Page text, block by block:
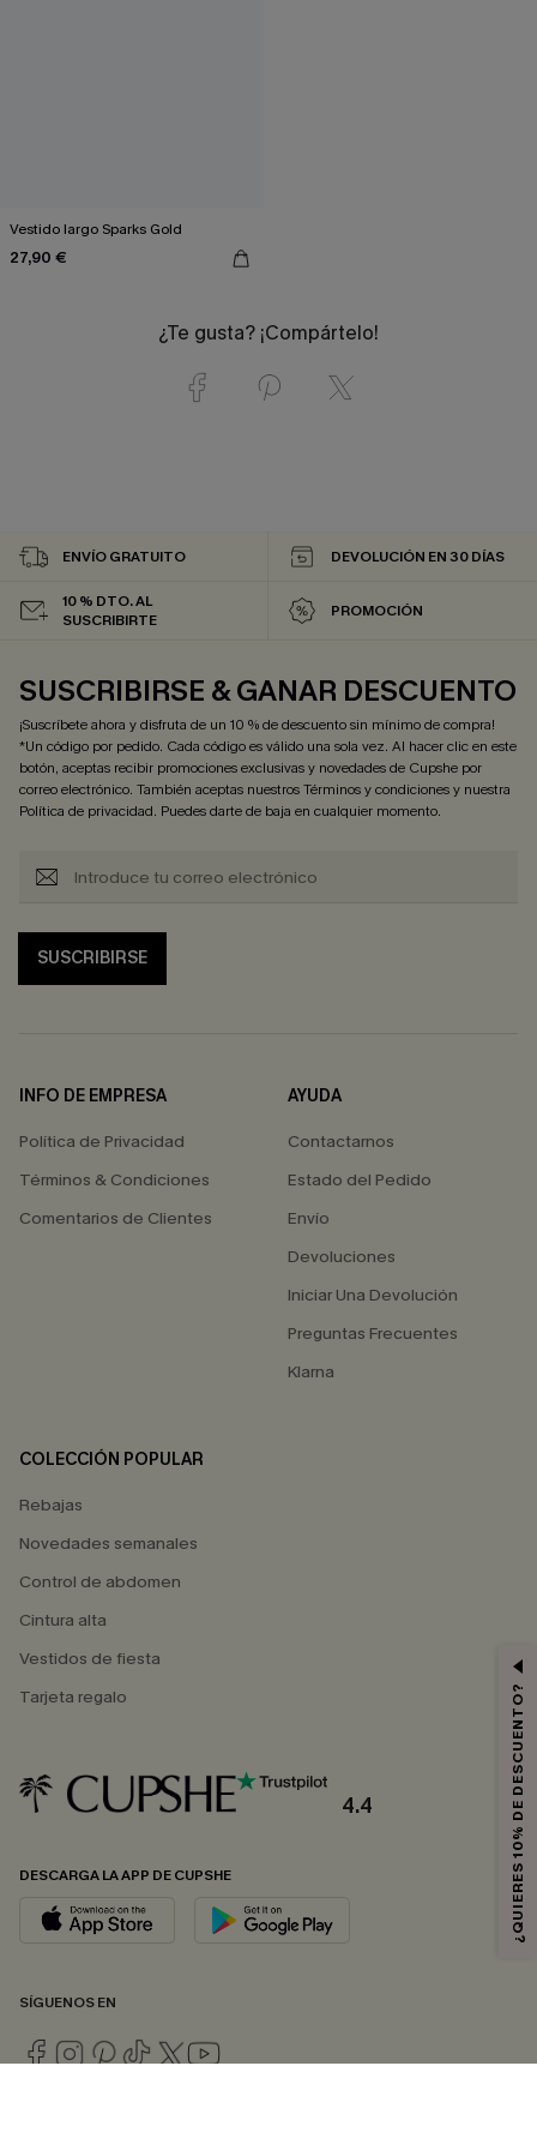
Vestido largo Sparks Gold
27,90 €
¿Te gusta? ¡Compártelo!
ENVÍO GRATUITO DEVOLUCIÓN EN 30 DÍAS
10 % DTO. AL
SUSCRIBIRTE
PROMOCIÓN
SUSCRIBIRSE & GANAR DESCUENTO
¡Suscríbete ahora y disfruta de un 10 % de descuento sin mínimo de compra!
*Un código por pedido. Cada código es válido una sola vez. Al hacer clic en este
botón, aceptas recibir promociones exclusivas y novedades de Cupshe por
correo electrónico. También aceptas nuestrosTérminos y condicionesy nuestra
Política de privacidad. Puedes darte de baja en cualquier momento.
SUSCRIBIRSE
INFO DE EMPRESA
Política de Privacidad
Términos & Condiciones
Comentarios de Clientes
AYUDA
Contactarnos
Estado del Pedido
Envío
Devoluciones
Iniciar Una Devolución
Preguntas Frecuentes
Klarna
COLECCIÓN POPULAR
Rebajas
Novedades semanales
Control de abdomen
Cintura alta
Vestidos de fiesta
Tarjeta regalo
4.4
DESCARGA LA APP DE CUPSHE
SÍGUENOS EN
¿QUIERES 10% DE DESCUENTO?